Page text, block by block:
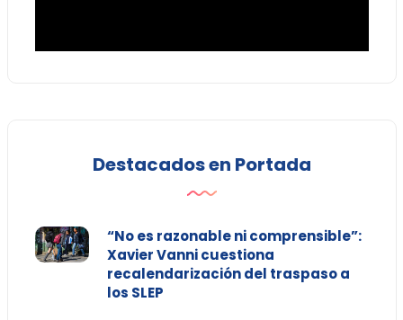
Destacados en Portada
“No es razonable ni comprensible”:
Xavier Vanni cuestiona
recalendarización del traspaso a
los SLEP